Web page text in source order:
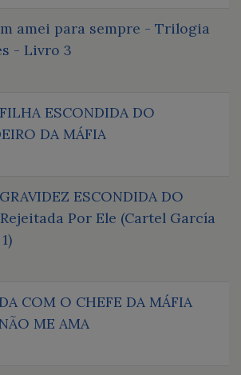
amei para sempre - Trilogia
- Livro 3
ESCONDIDA DO
DA MÁFIA
ESCONDIDA DO
Por Ele (Cartel García
COM O CHEFE DA MÁFIA
ME AMA